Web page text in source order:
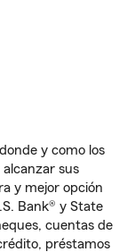
y como los
sus
y mejor opción
Bank® y State
cuentas de
préstamos